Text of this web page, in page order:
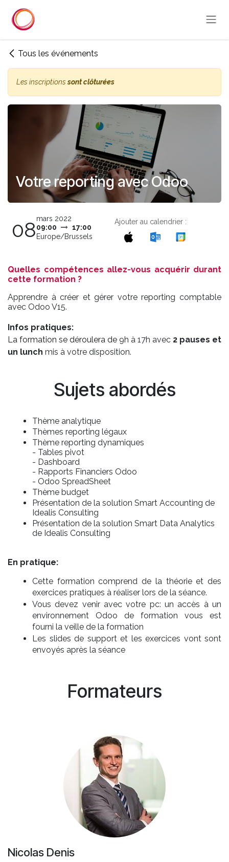
Tous les événements
Les inscriptionssont clôturées
Votre reporting avec Odoo
08mars 2022
09:00
17:00
Europe/Brussels
Ajouter au calendrier :
Quelles compétences allez-vous acquérir durant
cette formation ?
Apprendre à créer et gérer votre reporting comptable
avec Odoo V15.
Infos pratiques:
La formation se déroulera de 9h à 17h avec 2 pauses et
un lunch mis à votre disposition.
Sujets abordés
Thème analytique
Thèmes reporting légaux
Thème reporting dynamiques
- Tables pivot
- Dashboard
- Rapports Financiers Odoo
- Odoo SpreadSheet
Thème budget
Présentation de la solution Smart Accounting de
Idealis Consulting
Présentation de la solution Smart Data Analytics
de Idealis Consulting
En pratique:
Cette formation comprend de la théorie et des
exercices pratiques à réaliser lors de la séance.
Vous devez venir avec votre pc: un accès à un
environnement Odoo de formation vous est
fourni la veille de la formation
Les slides de support et les exercices vont sont
envoyés après la séance
Formateurs
Nicolas Denis